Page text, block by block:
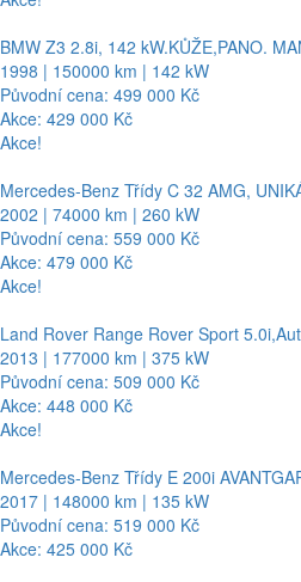
BMW Z3 2.8i, 142 kW.KŮŽE,PANO.
1998 | 150000 km | 142 kW
Původní cena: 499 000 Kč
Akce: 429 000 Kč
Akce!
Mercedes-Benz Třídy C 32 AMG,
2002 | 74000 km | 260 kW
Původní cena: 559 000 Kč
Akce: 479 000 Kč
Akce!
Land Rover Range Rover Sport
2013 | 177000 km | 375 kW
Původní cena: 509 000 Kč
Akce: 448 000 Kč
Akce!
Mercedes-Benz Třídy E 200i
2017 | 148000 km | 135 kW
Původní cena: 519 000 Kč
Akce: 425 000 Kč